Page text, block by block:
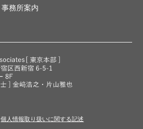
事務所案内
個人情報取り扱いに関する記述